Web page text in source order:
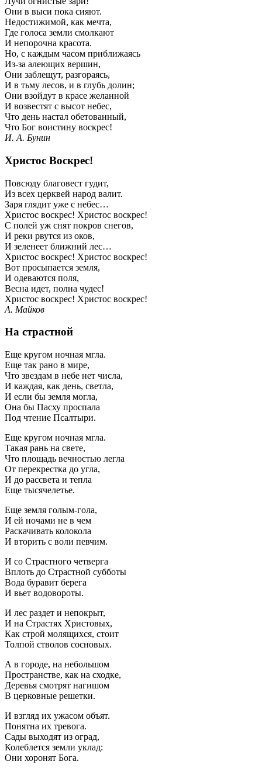
Они в выси пока сияют.
Недостижимой, как мечта,
Где голоса земли смолкают
И непорочна красота.
Но, с каждым часом приближаясь
Из-за алеющих вершин,
Они заблещут, разгораясь,
И в тьму лесов, и в глубь долин;
Они взойдут в красе желанной
И возвестят с высот небес,
Что день настал обетованный,
Что Бог воистину воскрес!
И. А. Бунин
Христос Воскрес!
Повсюду благовест гудит,
Из всех церквей народ валит.
Заря глядит уже с небес…
Христос воскрес! Христос воскрес!
С полей уж снят покров снегов,
И реки рвутся из оков,
И зеленеет ближний лес…
Христос воскрес! Христос воскрес!
Вот просыпается земля,
И одеваются поля,
Весна идет, полна чудес!
Христос воскрес! Христос воскрес!
А. Майков
На страстной
Еще кругом ночная мгла.
Еще так рано в мире,
Что звездам в небе нет числа,
И каждая, как день, светла,
И если бы земля могла,
Она бы Пасху проспала
Под чтение Псалтыри.
Еще кругом ночная мгла.
Такая рань на свете,
Что площадь вечностью легла
От перекрестка до угла,
И до рассвета и тепла
Еще тысячелетье.
Еще земля голым-гола,
И ей ночами не в чем
Раскачивать колокола
И вторить с воли певчим.
И со Страстного четверга
Вплоть до Страстной субботы
Вода буравит берега
И вьет водовороты.
И лес раздет и непокрыт,
И на Страстях Христовых,
Как строй молящихся, стоит
Толпой стволов сосновых.
А в городе, на небольшом
Пространстве, как на сходке,
Деревья смотрят нагишом
В церковные решетки.
И взгляд их ужасом объят.
Понятна их тревога.
Сады выходят из оград,
Колеблется земли уклад:
Они хоронят Бога.